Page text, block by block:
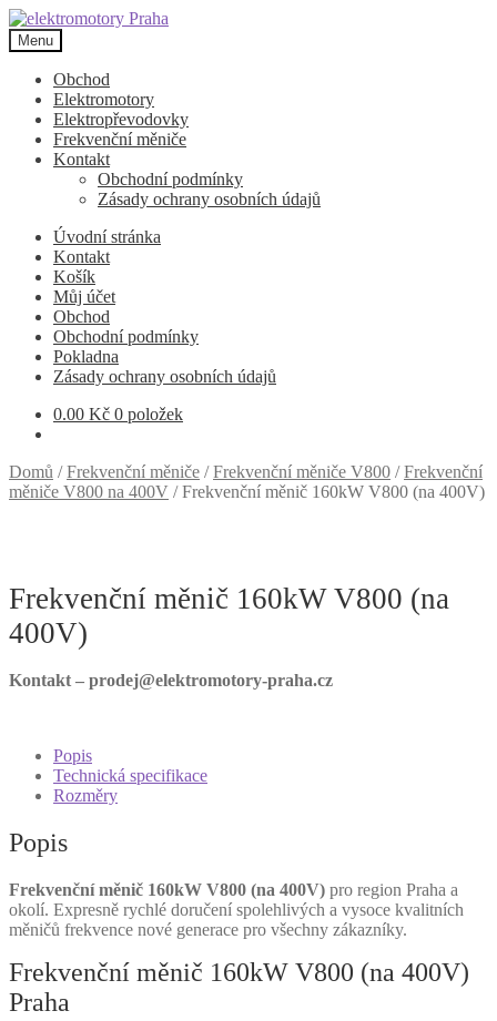
Přeskočit
na
navigaci
Přejít
k
obsahu
webu
Menu
Obchod
Elektromotory
Elektropřevodovky
Frekvenční měniče
Kontakt
Obchodní podmínky
Zásady ochrany osobních údajů
Úvodní stránka
Kontakt
Košík
Můj účet
Obchod
Obchodní podmínky
Pokladna
Zásady ochrany osobních údajů
0.00 Kč 0 položek
Domů /Frekvenční měniče /Frekvenční měniče V800 /Frekvenční
měniče V800 na 400V /Frekvenční měnič 160kW V800 (na 400V)
Frekvenční měnič 160kW V800 (na
400V)
Kontakt – prodej@elektromotory-praha.cz
Popis
Technická specifikace
Rozměry
Popis
Frekvenční měnič 160kW V800 (na 400V) pro region Praha a
okolí. Expresně rychlé doručení spolehlivých a vysoce kvalitních
měničů frekvence nové generace pro všechny zákazníky.
Frekvenční měnič 160kW V800 (na 400V)
Praha